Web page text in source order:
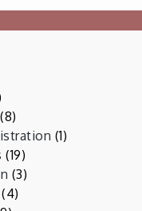
(8)
(1)
(19)
(3)
(4)